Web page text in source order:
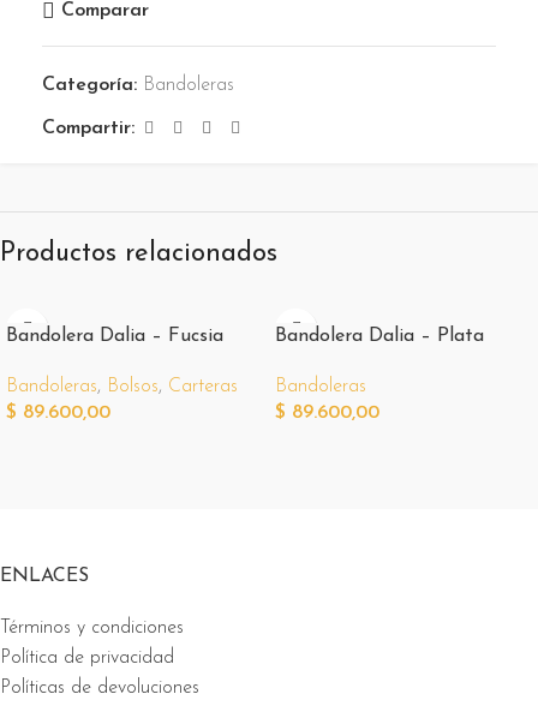
Comparar
Categoría: Bandoleras
Compartir:
Productos relacionados
Bandolera Dalia – Fucsia
Bandoleras, Bolsos, Carteras
$ 89.600,00
Bandolera Dalia – Plata
Bandoleras
$ 89.600,00
ENLACES
Términos y condiciones
Política de privacidad
Políticas de devoluciones